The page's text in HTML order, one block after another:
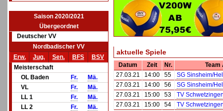
Saison 2020/2021
Übergeordnet
Deutscher VV
Nordbadischer VV
Erw.
Jug. Sen. BFS
BSV
Meisterschaft
OL Baden
Fr.
Mä.
VL
Fr.
Mä.
LL 1
Fr.
Mä.
LL 2
Fr.
Mä.
aktuelle Spiele
Datum Zeit Nr.
Team
27.03.21
14:00 55
SG Sinsheim/
27.03.21
14:00 56
SG Sinsheim/
27.03.21
15:00 53
TV
27.03.21
15:00 54 TV